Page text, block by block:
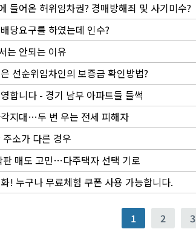
들어온 허위임차권? 경매방해죄 및 사기미수?
당요구를 하였는데 인수?
는 안되는 이유
선순위임차인의 보증금 확인방법?
합니다 - 경기 남부 아파트들 들썩
지대…두 번 우는 전세 피해자
소가 다른 경우
매도 고민…다주택자 선택 기로
! 누구나 무료체험 쿠폰 사용 가능합니다.
1 2 3